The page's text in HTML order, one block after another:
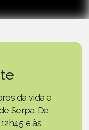
da vida e
Serpa. De
e às